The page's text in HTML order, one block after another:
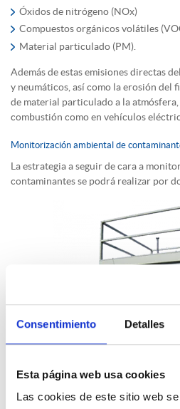
Consentimiento Detalles
Esta página web usa cookies
Las cookies de este sitio web
Óxidos de nitrógeno (NOx)
Compuestos orgánicos volátiles
Material particulado (PM).
Además de estas emisiones directas
y neumáticos, así como la erosión del
de material particulado a la
combustión como en vehículos
Monitorización ambiental de
La estrategia a seguir de cara a
contaminantes se podrá realizar por